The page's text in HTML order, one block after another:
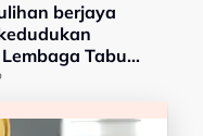
berjaya
Tabung